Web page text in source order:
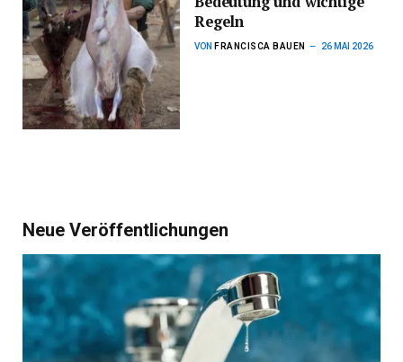
Regeln
VON FRANCISCA BAUEN 26 MAI 2026
Neue Veröffentlichungen